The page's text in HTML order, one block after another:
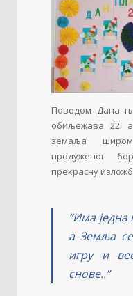
Поводом Дана
обиљежава 22.
земаља
продуженог
прекрасну
“Има
а Земља
игру и
снове..”